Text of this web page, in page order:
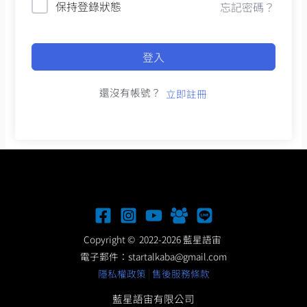
保持登錄狀態 忘記密碼？
登入
還沒有帳號？ 立即註冊
Copyright © 2022-2026 藍星語宙
電子郵件： startalkaba@gmail.com
隱私權政策 | 售後服務條款
藍星語宙有限公司